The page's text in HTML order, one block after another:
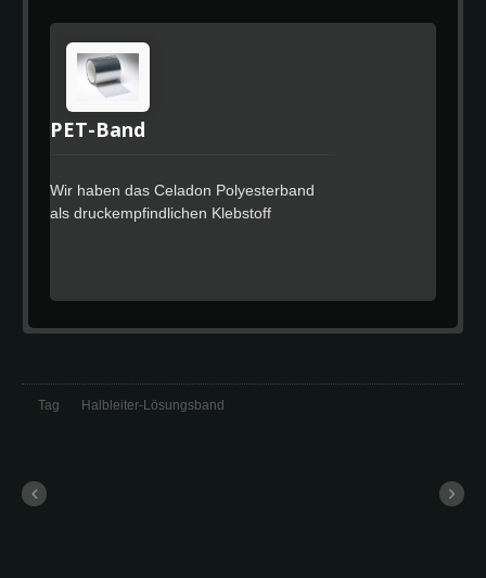
PET-Band
Wir haben das Celadon Polyesterband
als druckempfindlichen Klebstoff
Auslaufen und Klebstoffübertragung zu
reduzieren. Dieses Hochtemperaturband
Tag Halbleiter-Lösungsband